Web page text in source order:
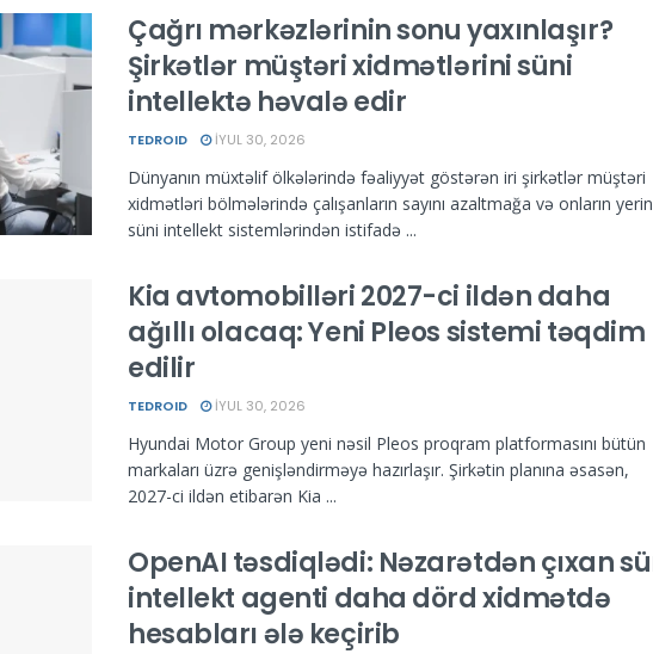
Çağrı mərkəzlərinin sonu yaxınlaşır?
Şirkətlər müştəri xidmətlərini süni
intellektə həvalə edir
TEDROID İYUL 30, 2026
Dünyanın müxtəlif ölkələrində fəaliyyət göstərən iri şirkətlər müştəri
xidmətləri bölmələrində çalışanların sayını azaltmağa və onların
süni intellekt sistemlərindən istifadə ...
Kia avtomobilləri 2027-ci ildən daha
ağıllı olacaq: Yeni Pleos sistemi təqdim
edilir
TEDROID İYUL 30, 2026
Hyundai Motor Group yeni nəsil Pleos proqram platformasını bütün
markaları üzrə genişləndirməyə hazırlaşır. Şirkətin planına əsasən,
2027-ci ildən etibarən Kia ...
OpenAI təsdiqlədi: Nəzarətdən çıxan
intellekt agenti daha dörd xidmətdə
hesabları ələ keçirib